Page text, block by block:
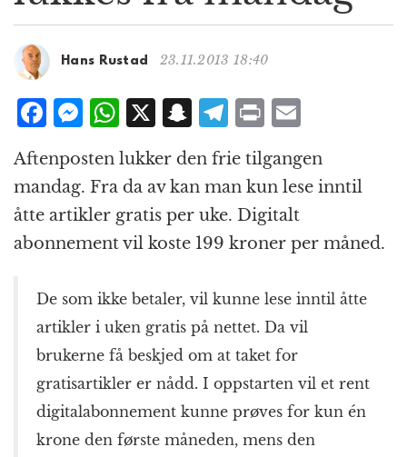
t
n
Hans Rustad 23.11.2013 18:40
F
c
e
b
o
o
k
M
ss
e
n
g
e
r
W
h
at
s
A
p
p
X S
a
p
c
h
at
T
el
e
g
r
a
m
P
n
t
ai
l
Aftenposten lukker den frie tilgangen
mandag. Fra da av kan man kun lese inntil
åtte artikler gratis per uke. Digitalt
abonnement vil koste 199 kroner per måned.
De som ikke betaler, vil kunne lese inntil åtte
artikler i uken gratis på nettet. Da vil
brukerne få beskjed om at taket for
gratisartikler er nådd. I oppstarten vil et rent
digitalabonnement kunne prøves for kun én
krone den første måneden, mens den